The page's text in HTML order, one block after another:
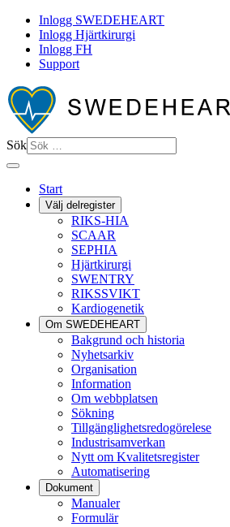
Inlogg SWEDEHEART
Inlogg Hjärtkirurgi
Inlogg FH
Support
Sök
Start
Välj delregister
RIKS-HIA
SCAAR
SEPHIA
Hjärtkirurgi
SWENTRY
RIKSSVIKT
Kardiogenetik
Om SWEDEHEART
Bakgrund och historia
Nyhetsarkiv
Organisation
Information
Om webbplatsen
Sökning
Tillgänglighetsredogörelese
Industrisamverkan
Nytt om Kvalitetsregister
Automatisering
Dokument
Manualer
Formulär